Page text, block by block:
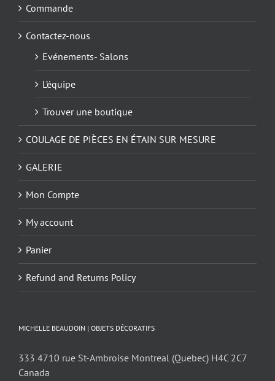
Commande
Contactez-nous
Evénements- Salons
L’équipe
Trouver une boutique
COULAGE DE PIÈCES EN ÉTAIN SUR MESURE
GALERIE
Mon Compte
My account
Panier
Refund and Returns Policy
MICHELLE BEAUDOIN | OBJETS DÉCORATIFS
333 4710 rue St-Ambroise Montreal (Quebec) H4C 2C7
Canada